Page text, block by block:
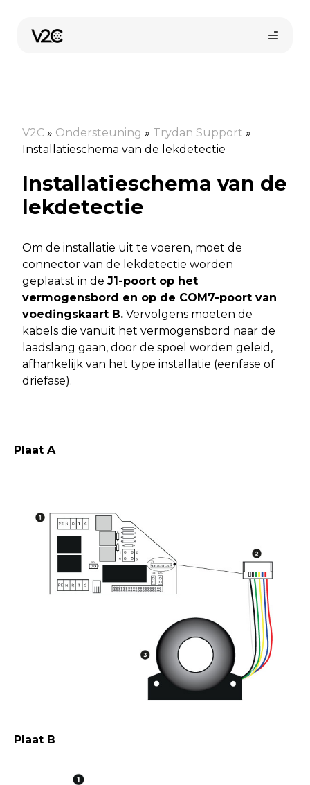
Online kopen
V2C » Ondersteuning » Trydan Support »
Installatieschema van de lekdetectie
Installatieschema van de
lekdetectie
Om de installatie uit te voeren, moet de
connector van de lekdetectie worden
geplaatst in de J1-poort op het
vermogensbord en op de COM7-poort van
voedingskaart B. Vervolgens moeten de
kabels die vanuit het vermogensbord naar de
laadslang gaan, door de spoel worden geleid,
afhankelijk van het type installatie (eenfase of
driefase).
Plaat A
Plaat B